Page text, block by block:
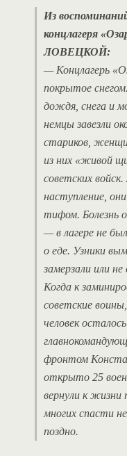
Из
концлагеря
ЛОВЕЦКОЙ:
— Концлагерь
покрытое
дождя, снега и
немцы завезли
стариков,
из них «живой
советских
наступление,
тифом. Болезнь
— в лагере не
о еде. Узники
замерзали или
Когда к
советские
человек
фронтом
открыто 25
вернули к жизни
многих спасти
поздно.